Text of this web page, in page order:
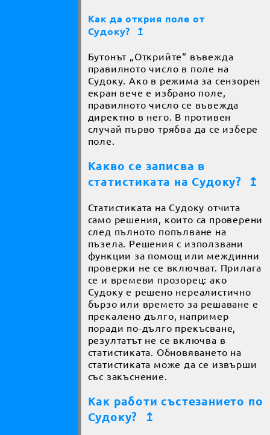
Как да открия поле от
Судоку?
↥
Бутонът „Открийте“ въвежда
правилното число в поле на
Судоку. Ако в режима за сензорен
екран вече е избрано поле,
правилното число се въвежда
директно в него. В противен
случай първо трябва да се избере
поле.
Какво се записва в
статистиката на Судоку?
↥
Статистиката на Судоку отчита
само решения, които са проверени
след пълното попълване на
пъзела. Решения с използвани
функции за помощ или междинни
проверки не се включват. Прилага
се и времеви прозорец: ако
Судоку е решено нереалистично
бързо или времето за решаване е
прекалено дълго, например
поради по-дълго прекъсване,
резултатът не се включва в
статистиката. Обновяването на
статистиката може да се извърши
със закъснение.
Как работи състезанието по
Судоку?
↥